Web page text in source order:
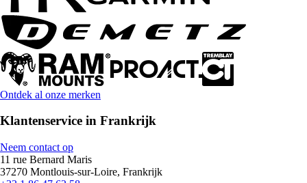
Ontdek al onze merken
Klantenservice in Frankrijk
Neem contact op
11 rue Bernard Maris
37270 Montlouis-sur-Loire, Frankrijk